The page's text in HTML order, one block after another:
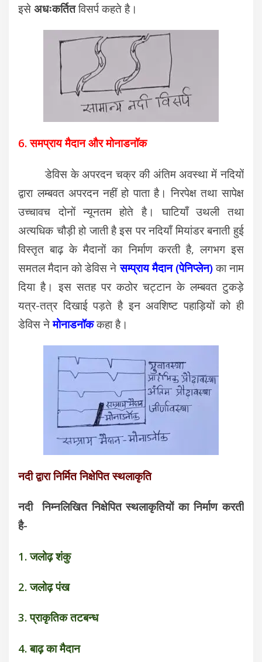
इसेअधःकर्तितविसर्प कहते है।
6. समप्राय मैदान औरमोनाडनॉक
डेविस के अपरदन चक्र की अंतिम अवस्था में नदियों
द्वारा लम्बवत अपरदन नहीं हो पाता है। निरपेक्ष तथा सापेक्ष
उच्चावच दोनों न्यूनतम होते है। घाटियाँ उथली तथा
अत्यधिक चौड़ी हो जाती है इस पर नदियाँ मियांडर बनाती हुई
विस्तृत बाढ़ के मैदानों का निर्माण करती है, लगभग इस
समतल मैदान को डेविस नेसम्प्राय मैदान (पेनिप्लेन)का नाम
दिया है। इस सतह पर कठोर चट्टान के लम्बवत टुकड़े
यत्र-तत्र दिखाई पड़ते है इन अवशिष्ट पहाड़ियों को ही
डेविस नेमोनाडनॉककहा है।
नदी द्वारा निर्मित निक्षेपित स्थलाकृति
नदी निम्नलिखित निक्षेपित स्थलाकृतियों का निर्माण करती
है-
1. जलोढ़ शंकु
2. जलोढ़ पंख
3. प्राकृतिक तटबन्ध
4. बाढ़ का मैदान